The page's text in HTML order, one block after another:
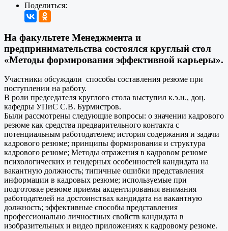
Поделиться:
На факультете Менеджмента и
предпринимательства состоялся круглый стол
«Методы формирования эффективной карьеры».
Участники обсуждали способы составления резюме при
поступлении на работу.
В роли председателя круглого стола выступил к.э.н., доц.
кафедры УПиС С.В. Бурмистров.
Были рассмотрены следующие вопросы: о значении кадрового
резюме как средства предварительного контакта с
потенциальным работодателем; история содержания и задачи
кадрового резюме; принципы формирования и структура
кадрового резюме; Методы отражения в кадровом резюме
психологических и гендерных особенностей кандидата на
вакантную должность; типичные ошибки представления
информации в кадровых резюме; используемые при
подготовке резюме приемы акцентирования внимания
работодателей на достоинствах кандидата на вакантную
должность; эффективные способы представления
профессионально личностных свойств кандидата в
изобразительных и видео приложениях к кадровому резюме.